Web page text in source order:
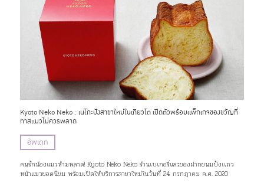
Kyoto Neko Neko : เนโกะปังสาขาใหม่ในเกียวโต เปิดตัวพร้อมเเพ็กเกจของขวัญที่
ทาสแมวไม่ควรพลาด
อัพเดท
คนรักน้องแมวห้ามพลาด! Kyoto Neko Neko ร้านเบเกอรี่และของฝากขนมปังเเถว
หน้าแมวยอดนิยม พร้อมเปิดให้บริการสาขาใหม่ในวันที่ 24 กรกฎาคม ค.ศ. 2020